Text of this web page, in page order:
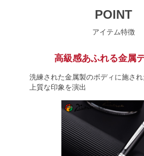
POINT
アイテム特徴
高級感あふれる金属
洗練された金属製のボディに施さ
上質な印象を演出